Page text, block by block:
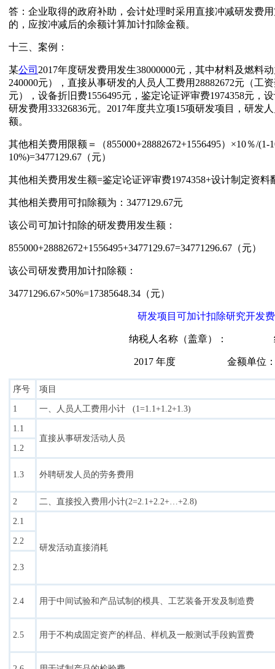
答：企业取得的政府补助，会计处理时采用直接冲减研发费
的，应按冲减后的余额计算加计扣除金额。
十三、案例：
某公司 2017年度研发费用发生38000000元，其中材料及燃料
240000元），直接从事研发的人员人工费用28882672元（工
元），设备折旧费1556495元，鉴定论证评审费1974358元，
研发费用33326836元。2017年度共立项15项研发项目，研发
额。
其他相关费用限额＝（855000+28882672+1556495）×10％/(1-
10%)=3477129.67（元）
其他相关费用发生额=鉴定论证评审费1974358+设计制定资料
其他相关费用可扣除额为：3477129.67元
该公司可加计扣除的研发费用发生额：
855000+28882672+1556495+3477129.67=34771296.67（元）
该公司研发费用加计扣除额：
34771296.67×50%=17385648.34（元）
研发项目可加计扣除研究开发
纳税人名称（盖章）： 纳
2017 年度 金额单位：元
序号 项目
1 一、人员人工费用小计 (1=1.1+1.2+1.3)
1.1
直接从事研发活动人员
1.2
1.3 外聘研发人员的劳务费用
2 二、直接投入费用小计(2=2.1+2.2+…+2.8)
2.1
研发活动直接消耗
2.2
2.3
2.4 用于中间试验和产品试制的模具、工艺装备开发及制造费
2.5 用于不构成固定资产的样品、样机及一般测试手段购置费